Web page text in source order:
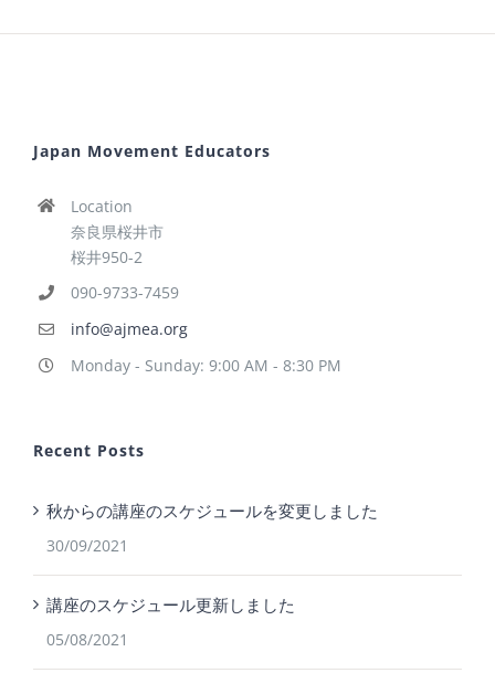
Japan Movement Educators
Location
奈良県桜井市
桜井950-2
090-9733-7459
info@ajmea.org
Monday - Sunday: 9:00 AM - 8:30 PM
Recent Posts
秋からの講座のスケジュールを変更しました
30/09/2021
講座のスケジュール更新しました
05/08/2021